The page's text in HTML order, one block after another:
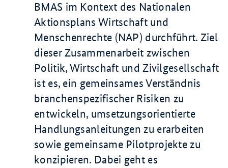
BMAS im Kontext des Nationalen
Aktionsplans Wirtschaft und
Menschenrechte (NAP) durchführt. Ziel
dieser Zusammenarbeit zwischen
Politik, Wirtschaft und Zivilgesellschaft
ist es, ein gemeinsames Verständnis
branchenspezifischer Risiken zu
entwickeln, umsetzungsorientierte
Handlungsanleitungen zu erarbeiten
sowie gemeinsame Pilotprojekte zu
konzipieren. Dabei geht es